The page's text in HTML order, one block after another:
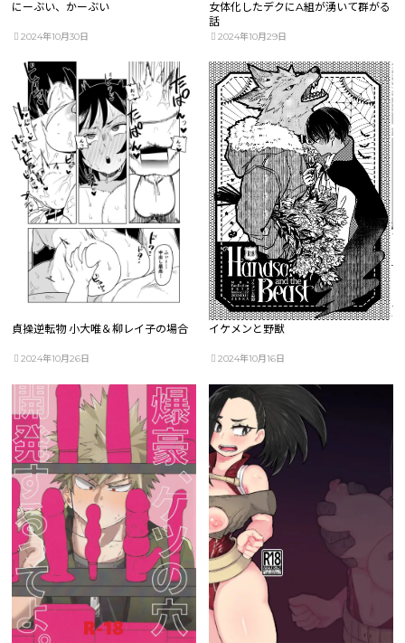
にーぶい、かーぶい
2024年10月30日
女体化したデクにA組が湧いて群がる
話
2024年10月29日
貞操逆転物 小大唯＆柳レイ子の場合
2024年10月26日
イケメンと野獣
2024年10月16日